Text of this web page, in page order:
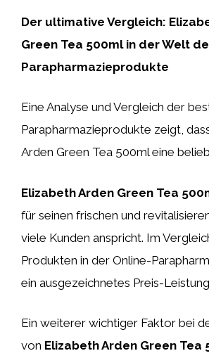
Der ultimative Vergleich:
Green Tea 500ml in der Welt
Parapharmazieprodukte
Eine Analyse und Vergleich der
Parapharmazieprodukte zeigt,
Arden Green Tea 500ml eine
Elizabeth Arden Green Tea
für seinen frischen und
viele Kunden anspricht. Im
Produkten in der Online-
ein ausgezeichnetes Preis-
Ein weiterer wichtiger Faktor bei
von Elizabeth Arden Green Tea